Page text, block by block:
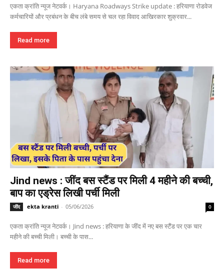
एकता क्रांति न्यूज नेटवर्क। Haryana Roadways Strike update : हरियाणा रोडवेज
कर्मचारियों और प्रबंधन के बीच लंबे समय से चल रहा विवाद आखिरकार शुक्रवार...
Read more
Jind news : जींद बस स्टैंड पर मिली 4 महीने की बच्ची,
बाप का एड्रेस लिखी पर्ची मिली
जींद ekta kranti - 05/06/2026 0
एकता क्रांति न्यूज नेटवर्क। Jind news : हरियाणा के जींद में नए बस स्टैंड पर एक चार
महीने की बच्ची मिली। बच्ची के पास...
Read more